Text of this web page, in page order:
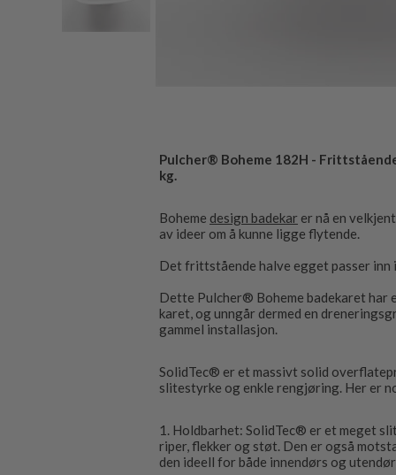
Pulcher® Boheme 182H -
kg.
Boheme design badekar er nå en
av ideer om å kunne ligge flytende.
Det frittstående halve egget passer inn
Dette Pulcher® Boheme badekaret har
karet, og unngår dermed en
gammel installasjon.
SolidTec® er et massivt solid
slitestyrke og enkle rengjøring. Her er
1. Holdbarhet: SolidTec® er et meget
riper, flekker og støt. Den er også
den ideell for både innendørs og